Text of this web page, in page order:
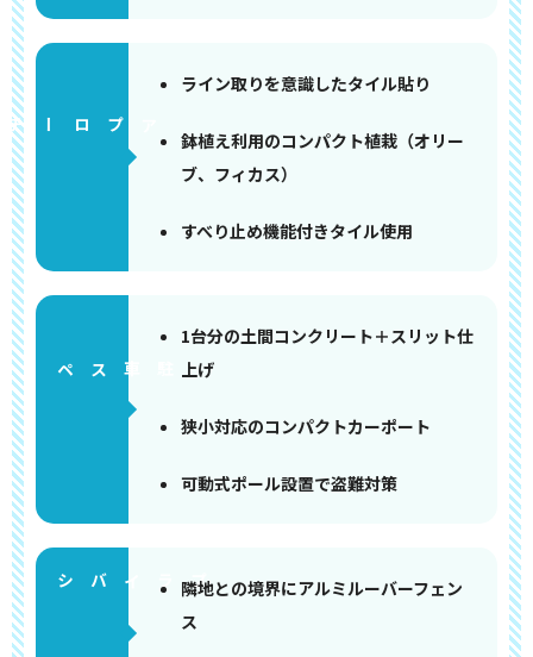
アプローチ
ライン取りを意識したタイル貼り
鉢植え利用のコンパクト植栽（オリー
ブ、フィカス）
すべり止め機能付きタイル使用
1台分の土間コンクリート＋スリット仕
上げ
狭小対応のコンパクトカーポート
可動式ポール設置で盗難対策
隣地との境界にアルミルーバーフェン
ス